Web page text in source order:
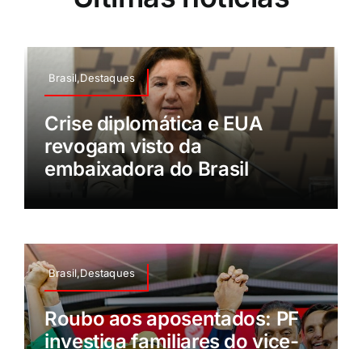
Brasil,Destaques
Crise diplomática e EUA
revogam visto da
embaixadora do Brasil
Brasil,Destaques
Roubo aos aposentados: PF
investiga familiares do vice-